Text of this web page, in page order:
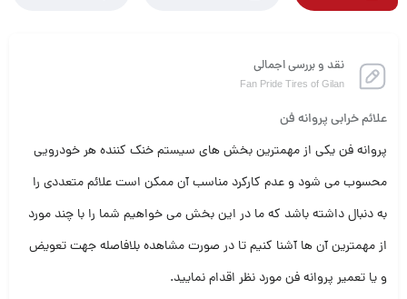
نقد و بررسی اجمالی
Fan Pride Tires of Gilan
علائم خرابی پروانه فن
پروانه فن یکی از مهمترین بخش های سیستم خنک کننده هر خودرویی
محسوب می شود و عدم کارکرد مناسب آن ممکن است علائم متعددی را
به دنبال داشته باشد که ما در این بخش می خواهیم شما را با چند مورد
از مهمترین آن ها آشنا کنیم تا در صورت مشاهده بلافاصله جهت تعویض
و یا تعمیر پروانه فن مورد نظر اقدام نمایید.